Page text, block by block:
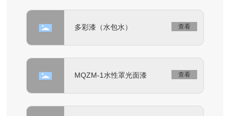
多彩漆（水包水） 查看
MQZM-1水性罩光面漆 查看